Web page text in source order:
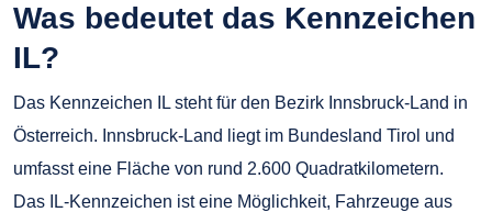
Was bedeutet das Kennzeichen
IL?
Das Kennzeichen IL steht für den Bezirk Innsbruck-Land in
Österreich. Innsbruck-Land liegt im Bundesland Tirol und
umfasst eine Fläche von rund 2.600 Quadratkilometern.
Das IL-Kennzeichen ist eine Möglichkeit, Fahrzeuge aus